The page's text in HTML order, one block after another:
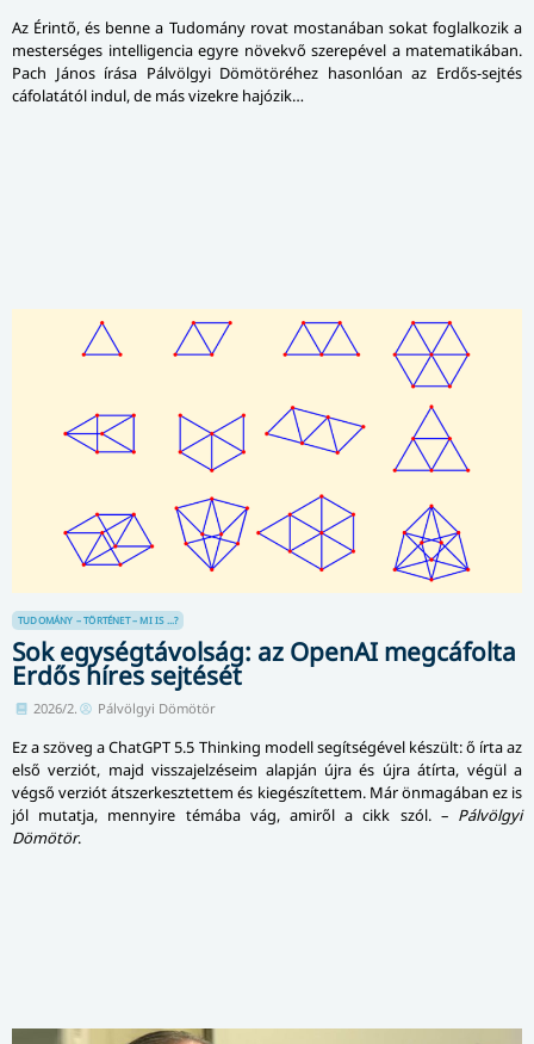
Az Érintő, és benne a Tudomány rovat mostanában sokat foglalkozik a
mesterséges intelligencia egyre növekvő szerepével a matematikában.
Pach János írása Pálvölgyi Dömötöréhez hasonlóan az Erdős-sejtés
cáfolatától indul, de más vizekre hajózik…
TUDOMÁNY – TÖRTÉNET – MI IS ...?
Sok egységtávolság: az OpenAI megcáfolta
Erdős híres sejtését
2026/2. Pálvölgyi Dömötör
Ez a szöveg a ChatGPT 5.5 Thinking modell segítségével készült: ő írta az
első verziót, majd visszajelzéseim alapján újra és újra átírta, végül a
végső verziót átszerkesztettem és kiegészítettem. Már önmagában ez is
jól mutatja, mennyire témába vág, amiről a cikk szól. – Pálvölgyi
Dömötör.